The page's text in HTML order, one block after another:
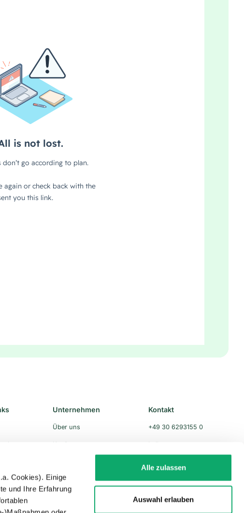
Cookies). Einige
und Ihre Erfahrung
Alle zulassen
Auswahl erlauben
Unternehmen
Über uns
Karriere
Partnermodule
Kontakt
+49 30 6293155 0
hello@countx.com